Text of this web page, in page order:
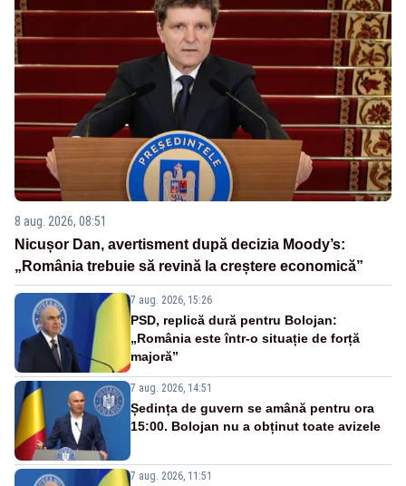
8 aug. 2026, 08:51
Nicușor Dan, avertisment după decizia Moody’s:
„România trebuie să revină la creștere economică”
7 aug. 2026, 15:26
PSD, replică dură pentru Bolojan:
„România este într-o situație de forță
majoră”
7 aug. 2026, 14:51
Ședința de guvern se amână pentru ora
15:00. Bolojan nu a obținut toate avizele
7 aug. 2026, 11:51